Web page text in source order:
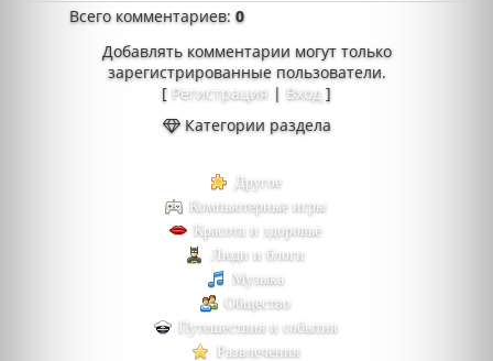
Всего комментариев:0
Добавлять комментарии могут только
зарегистрированные пользователи.
[ Регистрация | Вход ]
Категории раздела
Другое
Компьютерные игры
Красота и здоровье
Люди и блоги
Музыка
Общество
Путешествия и события
Развлечения